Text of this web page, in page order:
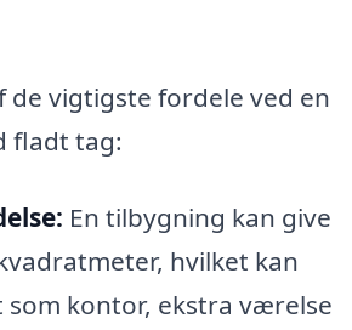
de vigtigste fordele ved en
fladt tag:
En tilbygning kan give
hvilket kan
kontor, ekstra værelse